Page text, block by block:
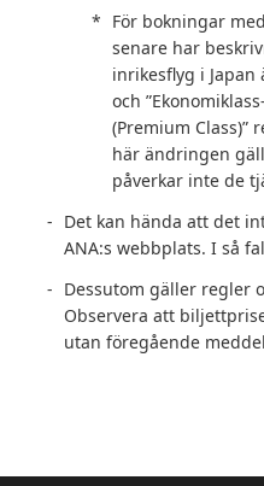
För bokningar
senare har
inrikesflyg i Japan
och
(Premium Class)”
här ändringen
påverkar inte de
Det kan hända att det
ANA:s webbplats. I så
Dessutom gäller regler
Observera att
utan föregående